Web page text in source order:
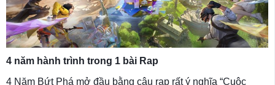
4 năm hành trình trong 1 bài Rap
4 Năm Bứt Phá mở đầu bằng câu rap rất ý nghĩa “Cuộc